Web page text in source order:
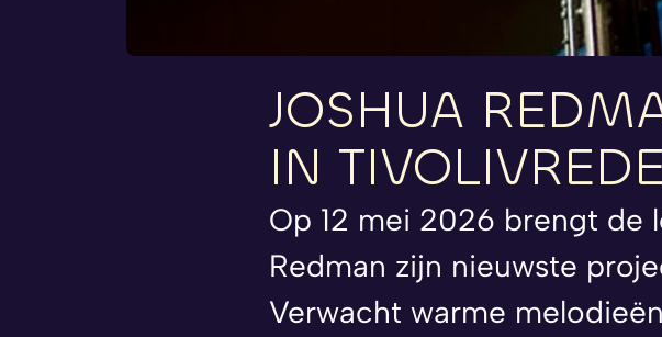
JOSHUA
IN
Op 12 mei 2026 brengt de
Redman zijn nieuwste
Verwacht warme